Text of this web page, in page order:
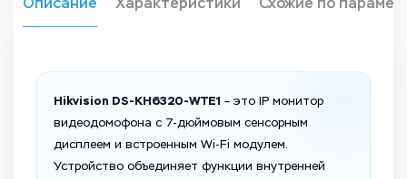
Hikvision DS-KH6320-WTE1 – это IP монитор
видеодомофона с 7-дюймовым сенсорным
дисплеем и встроенным Wi-Fi модулем.
Устройство объединяет функции внутренней